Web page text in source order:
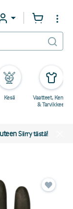
Kesä
Vaatteet, Kengät
& Tarvikkeet
Siirry tästä!